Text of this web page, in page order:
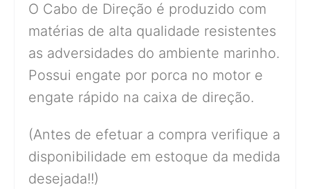
O Cabo de Direção é produzido com
matérias de alta qualidade resistentes
as adversidades do ambiente marinho.
Possui engate por porca no motor e
engate rápido na caixa de direção.
(Antes de efetuar a compra verifique a
disponibilidade em estoque da medida
desejada!!)